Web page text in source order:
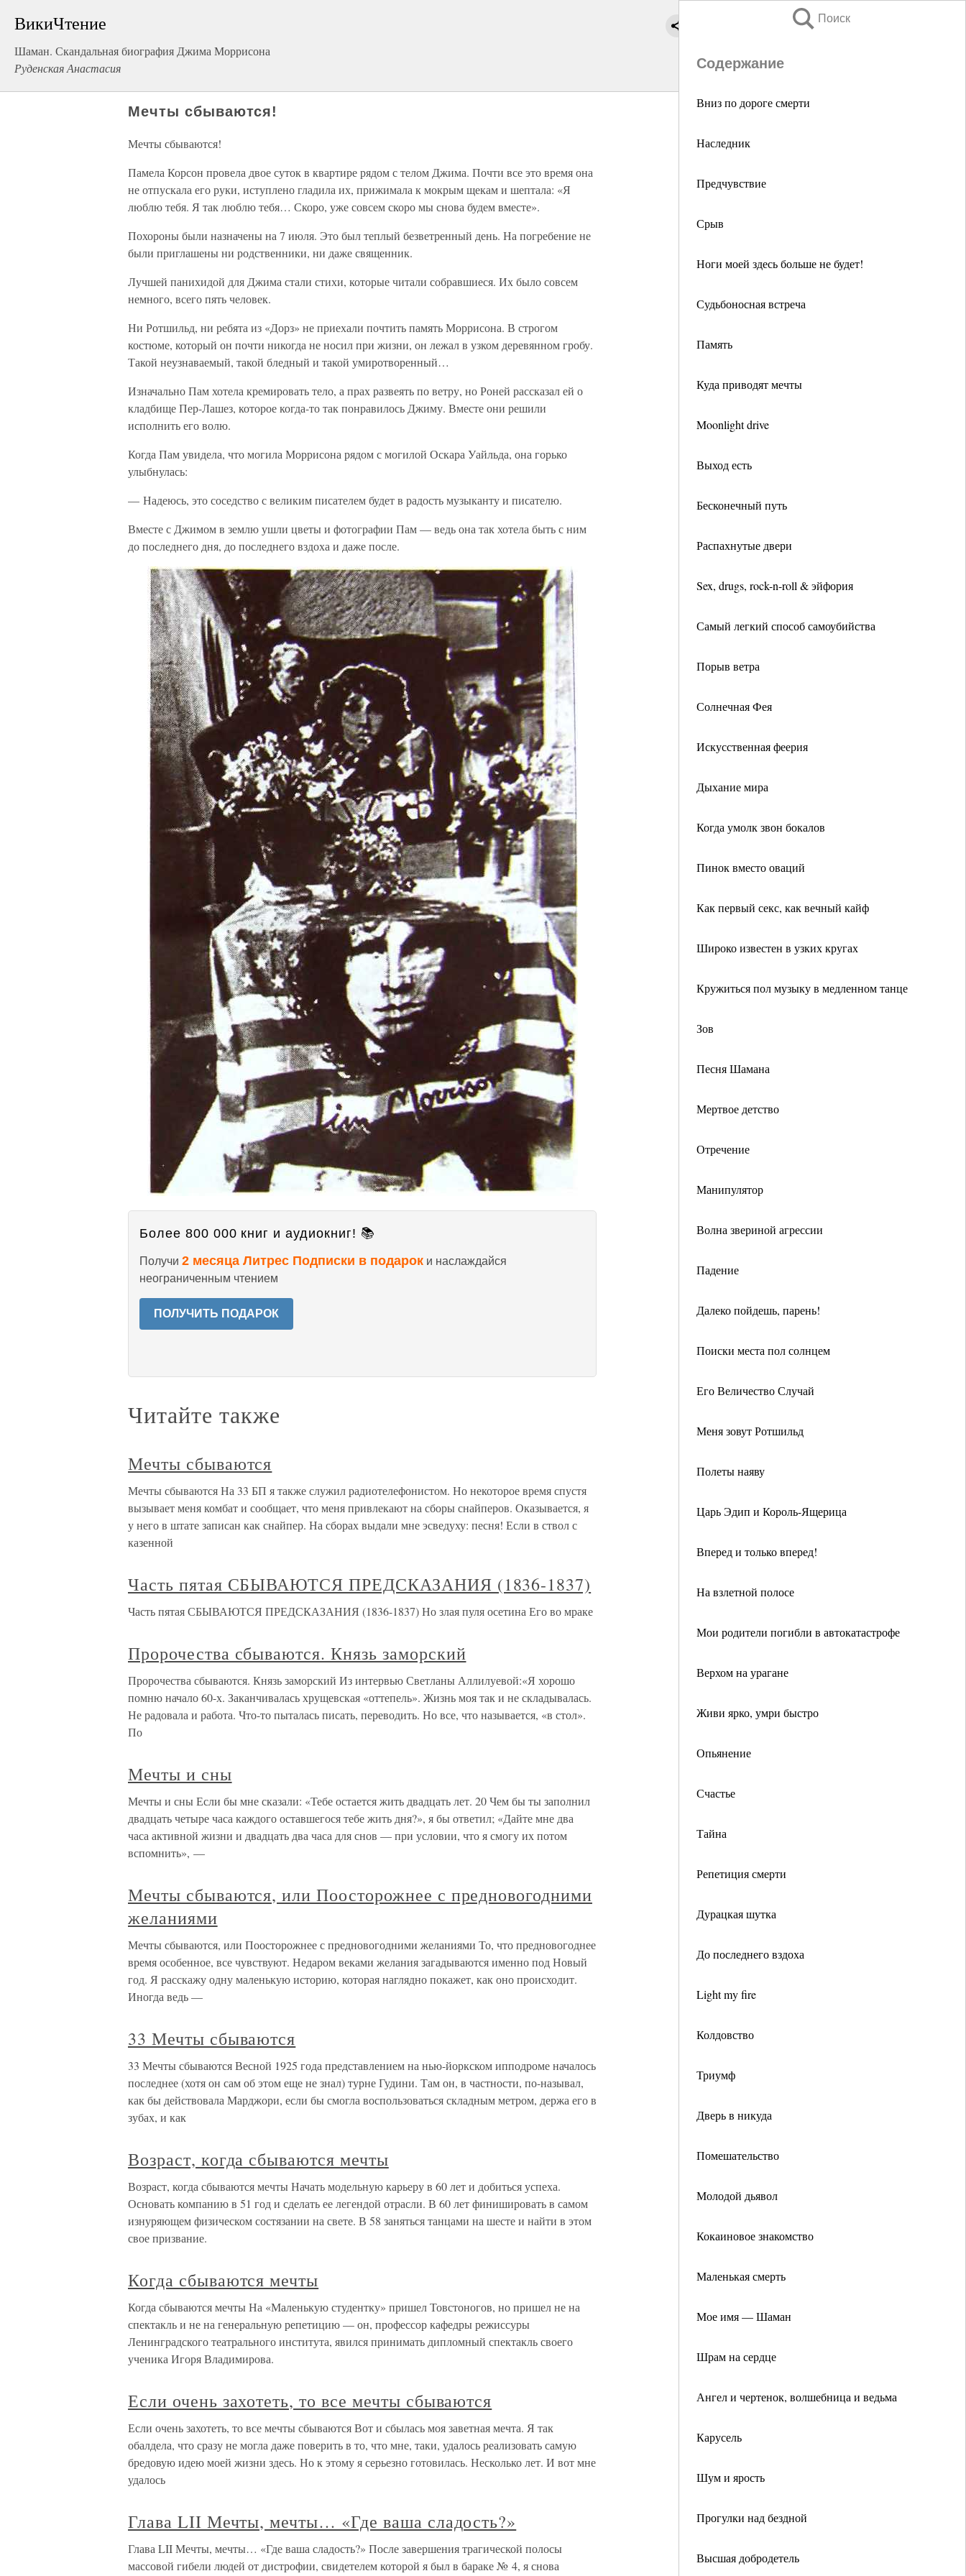
ВикиЧтение
Шаман. Скандальная биография Джима Моррисона
Руденская Анастасия
Поиск
Содержание
Вниз по дороге смерти
Наследник
Предчувствие
Срыв
Ноги моей здесь больше не будет!
Судьбоносная встреча
Память
Куда приводят мечты
Moonlight drive
Выход есть
Бесконечный путь
Распахнутые двери
Sex, drugs, rock-n-roll & эйфория
Самый легкий способ самоубийства
Порыв ветра
Солнечная Фея
Искусственная феерия
Дыхание мира
Когда умолк звон бокалов
Пинок вместо оваций
Как первый секс, как вечный кайф
Широко известен в узких кругах
Кружиться пол музыку в медленном танце
Зов
Песня Шамана
Мертвое детство
Отречение
Манипулятор
Волна звериной агрессии
Падение
Далеко пойдешь, парень!
Поиски места пол солнцем
Его Величество Случай
Меня зовут Ротшильд
Полеты наяву
Царь Эдип и Король-Ящерица
Вперед и только вперед!
На взлетной полосе
Мои родители погибли в автокатастрофе
Верхом на урагане
Живи ярко, умри быстро
Опьянение
Счастье
Тайна
Репетиция смерти
Дурацкая шутка
До последнего вздоха
Light my fire
Колдовство
Триумф
Дверь в никуда
Помешательство
Молодой дьявол
Кокаиновое знакомство
Маленькая смерть
Мое имя — Шаман
Шрам на сердце
Ангел и чертенок, волшебница и ведьма
Карусель
Шум и ярость
Прогулки над бездной
Высшая добродетель
Мечты сбываются!
Мечты сбываются!
Памела Корсон провела двое суток в квартире рядом с телом Джима. Почти все это время она
не отпускала его руки, иступлено гладила их, прижимала к мокрым щекам и шептала: «Я
люблю тебя. Я так люблю тебя… Скоро, уже совсем скоро мы снова будем вместе».
Похороны были назначены на 7 июля. Это был теплый безветренный день. На погребение не
были приглашены ни родственники, ни даже священник.
Лучшей панихидой для Джима стали стихи, которые читали собравшиеся. Их было совсем
немного, всего пять человек.
Ни Ротшильд, ни ребята из «Дорз» не приехали почтить память Моррисона. В строгом
костюме, который он почти никогда не носил при жизни, он лежал в узком деревянном гробу.
Такой неузнаваемый, такой бледный и такой умиротворенный…
Изначально Пам хотела кремировать тело, а прах развеять по ветру, но Роней рассказал ей о
кладбище Пер-Лашез, которое когда-то так понравилось Джиму. Вместе они решили
исполнить его волю.
Когда Пам увидела, что могила Моррисона рядом с могилой Оскара Уайльда, она горько
улыбнулась:
— Надеюсь, это соседство с великим писателем будет в радость музыканту и писателю.
Вместе с Джимом в землю ушли цветы и фотографии Пам — ведь она так хотела быть с ним
до последнего дня, до последнего вздоха и даже после.
Более 800 000 книг и аудиокниг! 📚
Получи 2 месяца Литрес Подписки в подарок и наслаждайся
неограниченным чтением
ПОЛУЧИТЬ ПОДАРОК
Читайте также
Мечты сбываются
Мечты сбываются На 33 БП я также служил радиотелефонистом. Но некоторое время спустя
вызывает меня комбат и сообщает, что меня привлекают на сборы снайперов. Оказывается, я
у него в штате записан как снайпер. На сборах выдали мне эсведуху: песня! Если в ствол с
казенной
Часть пятая СБЫВАЮТСЯ ПРЕДСКАЗАНИЯ (1836-1837)
Часть пятая СБЫВАЮТСЯ ПРЕДСКАЗАНИЯ (1836-1837) Но злая пуля осетина Его во мраке
Пророчества сбываются. Князь заморский
Пророчества сбываются. Князь заморский Из интервью Светланы Аллилуевой:«Я хорошо
помню начало 60-х. Заканчивалась хрущевская «оттепель». Жизнь моя так и не складывалась.
Не радовала и работа. Что-то пыталась писать, переводить. Но все, что называется, «в стол».
По
Мечты и сны
Мечты и сны Если бы мне сказали: «Тебе остается жить двадцать лет. 20 Чем бы ты заполнил
двадцать четыре часа каждого оставшегося тебе жить дня?», я бы ответил; «Дайте мне два
часа активной жизни и двадцать два часа для снов — при условии, что я смогу их потом
вспомнить», —
Мечты сбываются, или Поосторожнее с предновогодними
желаниями
Мечты сбываются, или Поосторожнее с предновогодними желаниями То, что предновогоднее
время особенное, все чувствуют. Недаром веками желания загадываются именно под Новый
год. Я расскажу одну маленькую историю, которая наглядно покажет, как оно происходит.
Иногда ведь —
33 Мечты сбываются
33 Мечты сбываются Весной 1925 года представлением на нью-йоркском ипподроме началось
последнее (хотя он сам об этом еще не знал) турне Гудини. Там он, в частности, по-называл,
как бы действовала Марджори, если бы смогла воспользоваться складным метром, держа его в
зубах, и как
Возраст, когда сбываются мечты
Возраст, когда сбываются мечты Начать модельную карьеру в 60 лет и добиться успеха.
Основать компанию в 51 год и сделать ее легендой отрасли. В 60 лет финишировать в самом
изнуряющем физическом состязании на свете. В 58 заняться танцами на шесте и найти в этом
свое призвание.
Когда сбываются мечты
Когда сбываются мечты На «Маленькую студентку» пришел Товстоногов, но пришел не на
спектакль и не на генеральную репетицию — он, профессор кафедры режиссуры
Ленинградского театрального института, явился принимать дипломный спектакль своего
ученика Игоря Владимирова.
Если очень захотеть, то все мечты сбываются
Если очень захотеть, то все мечты сбываются Вот и сбылась моя заветная мечта. Я так
обалдела, что сразу не могла даже поверить в то, что мне, таки, удалось реализовать самую
бредовую идею моей жизни здесь. Но к этому я серьезно готовилась. Несколько лет. И вот мне
удалось
Глава LII Мечты, мечты… «Где ваша сладость?»
Глава LII Мечты, мечты… «Где ваша сладость?» После завершения трагической полосы
массовой гибели людей от дистрофии, свидетелем которой я был в бараке № 4, я снова